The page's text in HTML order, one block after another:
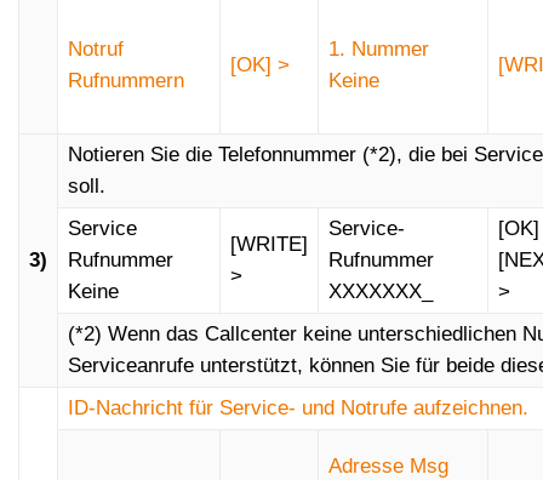
Notruf
Rufnummern
[OK] >
1. Nummer
Keine
3)
Notieren Sie die Telefonnummer (*2), die bei
soll.
Service
Rufnummer
Keine
[WRITE]
>
Service-
Rufnummer
XXXXXXX_
>
(*2) Wenn das Callcenter keine unterschiedlichen
Serviceanrufe unterstützt, können Sie für beide
ID-Nachricht für Service- und Notrufe aufzeichnen.
Adresse Msg